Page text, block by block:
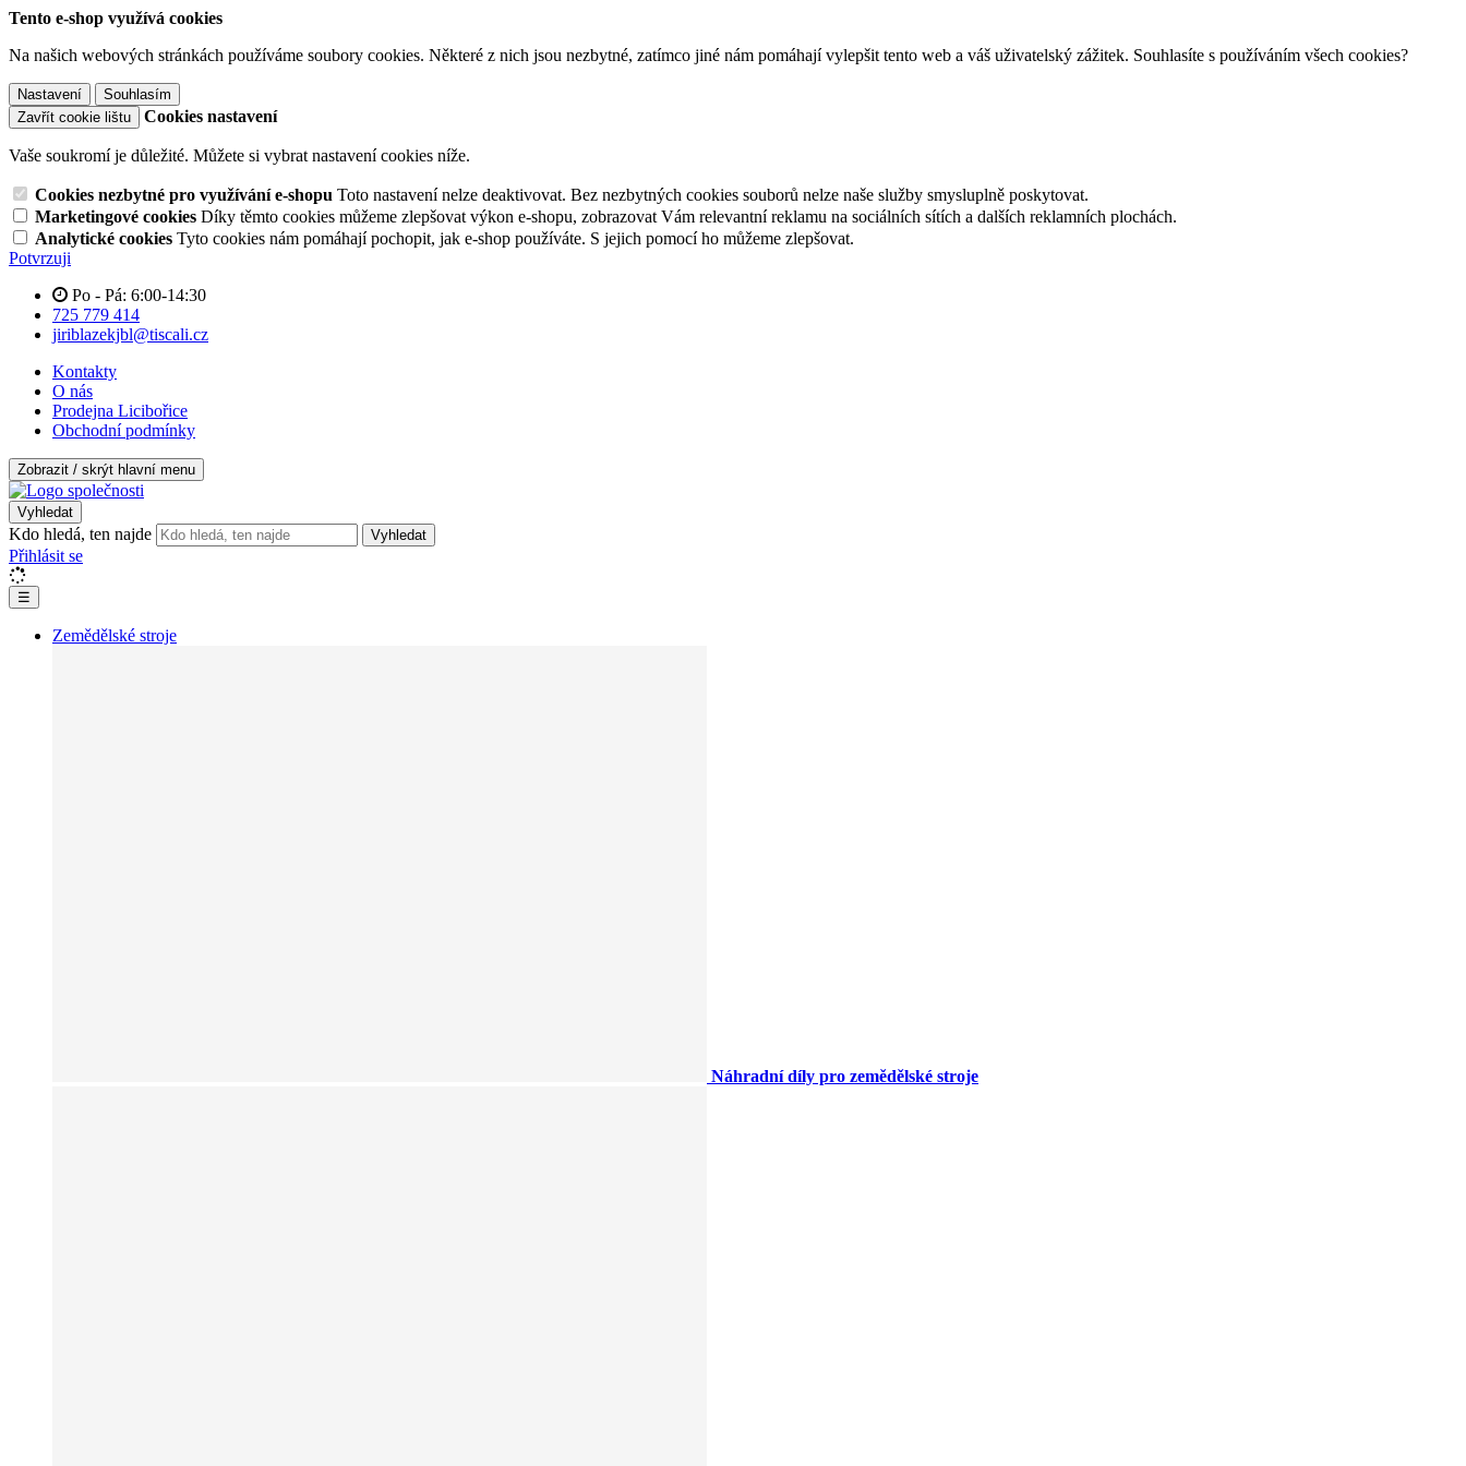
Tento e-shop využívá cookies
Na našich webových stránkách používáme soubory cookies. Některé z nich jsou nezbytné, zatímco jiné nám pomáhají vylepšit tento web a váš uživatelský zážitek. Souhlasíte s používáním všech cookies?
Nastavení
Souhlasím
Zavřít cookie lištu
Cookies nastavení
Vaše soukromí je důležité. Můžete si vybrat nastavení cookies níže.
Cookies nezbytné pro využívání e-shopu Toto nastavení nelze deaktivovat. Bez nezbytných cookies souborů nelze naše služby smysluplně poskytovat.
Marketingové cookies Díky těmto cookies můžeme zlepšovat výkon e-shopu, zobrazovat Vám relevantní reklamu na sociálních sítích a dalších reklamních plochách.
Analytické cookies Tyto cookies nám pomáhají pochopit, jak e-shop používáte. S jejich pomocí ho můžeme zlepšovat.
Potvrzuji
Po - Pá: 6:00-14:30
725 779 414
jiriblazekjbl@tiscali.cz
Kontakty
O nás
Prodejna Licibořice
Obchodní podmínky
Zobrazit / skrýt hlavní menu
Vyhledat
Kdo hledá, ten najde Vyhledat
Přihlásit se
☰
Zemědělské stroje
Náhradní díly pro zemědělské stroje